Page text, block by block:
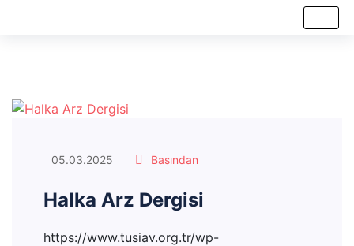
05.03.2025 Basından
Halka Arz Dergisi
https://www.tusiav.org.tr/wp-